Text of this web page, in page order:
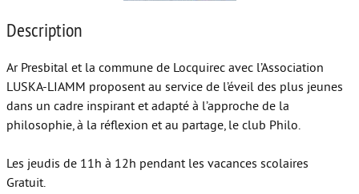
Description
Ar Presbital et la commune de Locquirec avec l’Association
LUSKA-LIAMM proposent au service de l’éveil des plus jeunes
dans un cadre inspirant et adapté à l’approche de la
philosophie, à la réflexion et au partage, le club Philo.
Les jeudis de 11h à 12h pendant les vacances scolaires
Gratuit.